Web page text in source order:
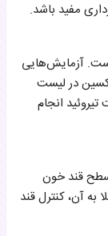
مفید باشد.
آزمایش‌هایی
در لیست
انجام
سطح قند خون
به آن، کنترل قند